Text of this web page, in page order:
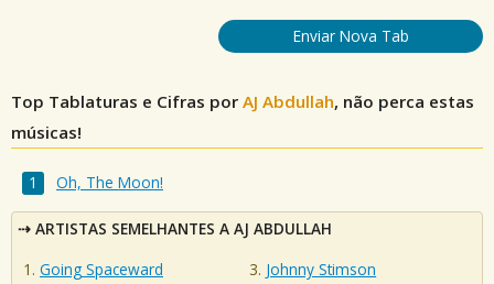
Enviar Nova Tab
Top Tablaturas e Cifras por AJ Abdullah, não perca estas
músicas!
Oh, The Moon!
ARTISTAS SEMELHANTES A AJ ABDULLAH
Going Spaceward
Johnny Stimson